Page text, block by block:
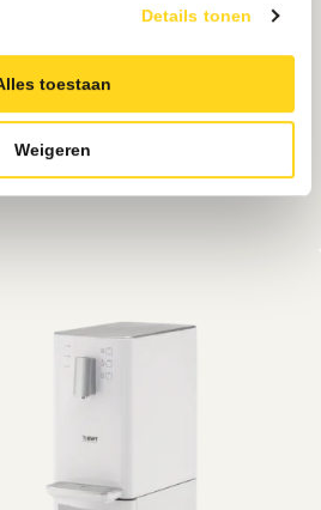
Details tonen
toestaan
Weigeren